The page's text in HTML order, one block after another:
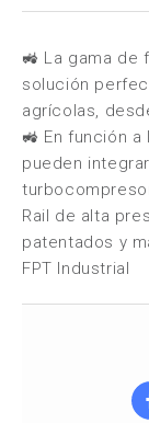
🚜 La gama de
solución
agrícolas,
🚜 En función
pueden
Rail de alta
patentados y
FPT Industrial